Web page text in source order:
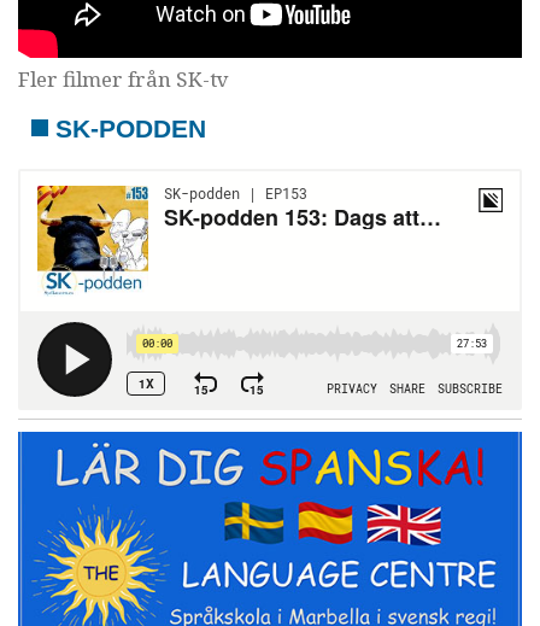
Fler filmer från SK-tv
SK-PODDEN